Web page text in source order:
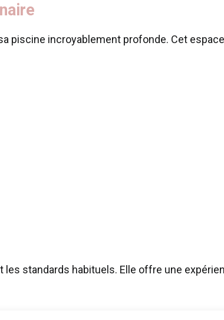
piscine incroyablement profonde. Cet
standards habituels. Elle offre une